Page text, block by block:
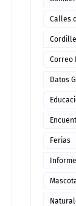
Calles
Correo
Datos
Ferias